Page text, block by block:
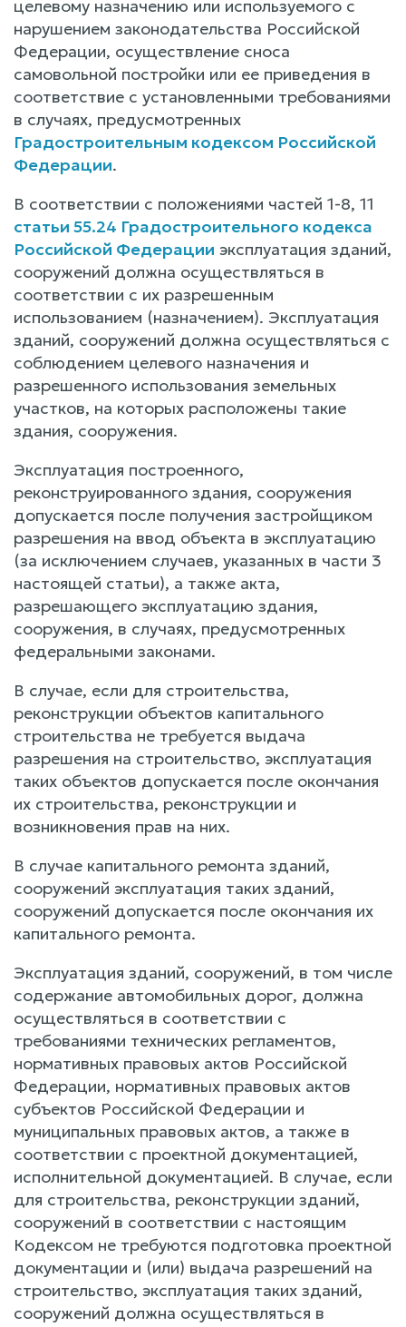
целевому назначению или используемого с
нарушением законодательства Российской
Федерации, осуществление сноса
самовольной постройки или ее приведения в
соответствие с установленными требованиями
в случаях, предусмотренных
Градостроительным кодексом Российской
Федерации.
В соответствии с положениями частей 1-8, 11
статьи 55.24 Градостроительного кодекса
Российской Федерации эксплуатация зданий,
сооружений должна осуществляться в
соответствии с их разрешенным
использованием (назначением). Эксплуатация
зданий, сооружений должна осуществляться с
соблюдением целевого назначения и
разрешенного использования земельных
участков, на которых расположены такие
здания, сооружения.
Эксплуатация построенного,
реконструированного здания, сооружения
допускается после получения застройщиком
разрешения на ввод объекта в эксплуатацию
(за исключением случаев, указанных в части 3
настоящей статьи), а также акта,
разрешающего эксплуатацию здания,
сооружения, в случаях, предусмотренных
федеральными законами.
В случае, если для строительства,
реконструкции объектов капитального
строительства не требуется выдача
разрешения на строительство, эксплуатация
таких объектов допускается после окончания
их строительства, реконструкции и
возникновения прав на них.
В случае капитального ремонта зданий,
сооружений эксплуатация таких зданий,
сооружений допускается после окончания их
капитального ремонта.
Эксплуатация зданий, сооружений, в том числе
содержание автомобильных дорог, должна
осуществляться в соответствии с
требованиями технических регламентов,
нормативных правовых актов Российской
Федерации, нормативных правовых актов
субъектов Российской Федерации и
муниципальных правовых актов, а также в
соответствии с проектной документацией,
исполнительной документацией. В случае, если
для строительства, реконструкции зданий,
сооружений в соответствии с настоящим
Кодексом не требуются подготовка проектной
документации и (или) выдача разрешений на
строительство, эксплуатация таких зданий,
сооружений должна осуществляться в